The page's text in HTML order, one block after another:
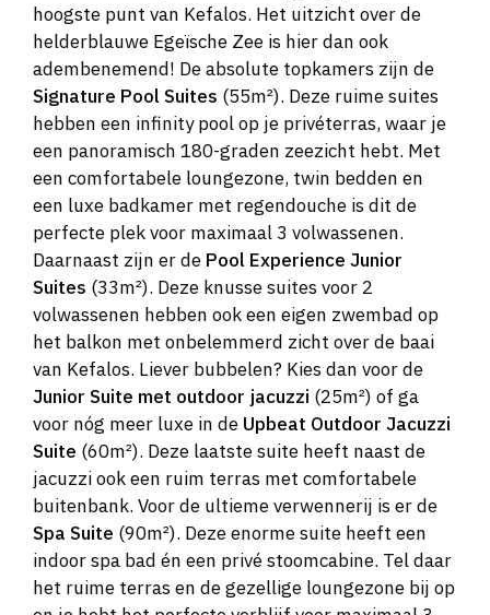
hoogste punt van Kefalos. Het uitzicht over de
helderblauwe Egeïsche Zee is hier dan ook
adembenemend! De absolute topkamers zijn de
Signature Pool Suites (55m²). Deze ruime suites
hebben een infinity pool op je privéterras, waar je
een panoramisch 180-graden zeezicht hebt. Met
een comfortabele loungezone, twin bedden en
een luxe badkamer met regendouche is dit de
perfecte plek voor maximaal 3 volwassenen.
Daarnaast zijn er de Pool Experience Junior
Suites (33m²). Deze knusse suites voor 2
volwassenen hebben ook een eigen zwembad op
het balkon met onbelemmerd zicht over de baai
van Kefalos. Liever bubbelen? Kies dan voor de
Junior Suite met outdoor jacuzzi (25m²) of ga
voor nóg meer luxe in de Upbeat Outdoor Jacuzzi
Suite (60m²). Deze laatste suite heeft naast de
jacuzzi ook een ruim terras met comfortabele
buitenbank. Voor de ultieme verwennerij is er de
Spa Suite (90m²). Deze enorme suite heeft een
indoor spa bad én een privé stoomcabine. Tel daar
het ruime terras en de gezellige loungezone bij op